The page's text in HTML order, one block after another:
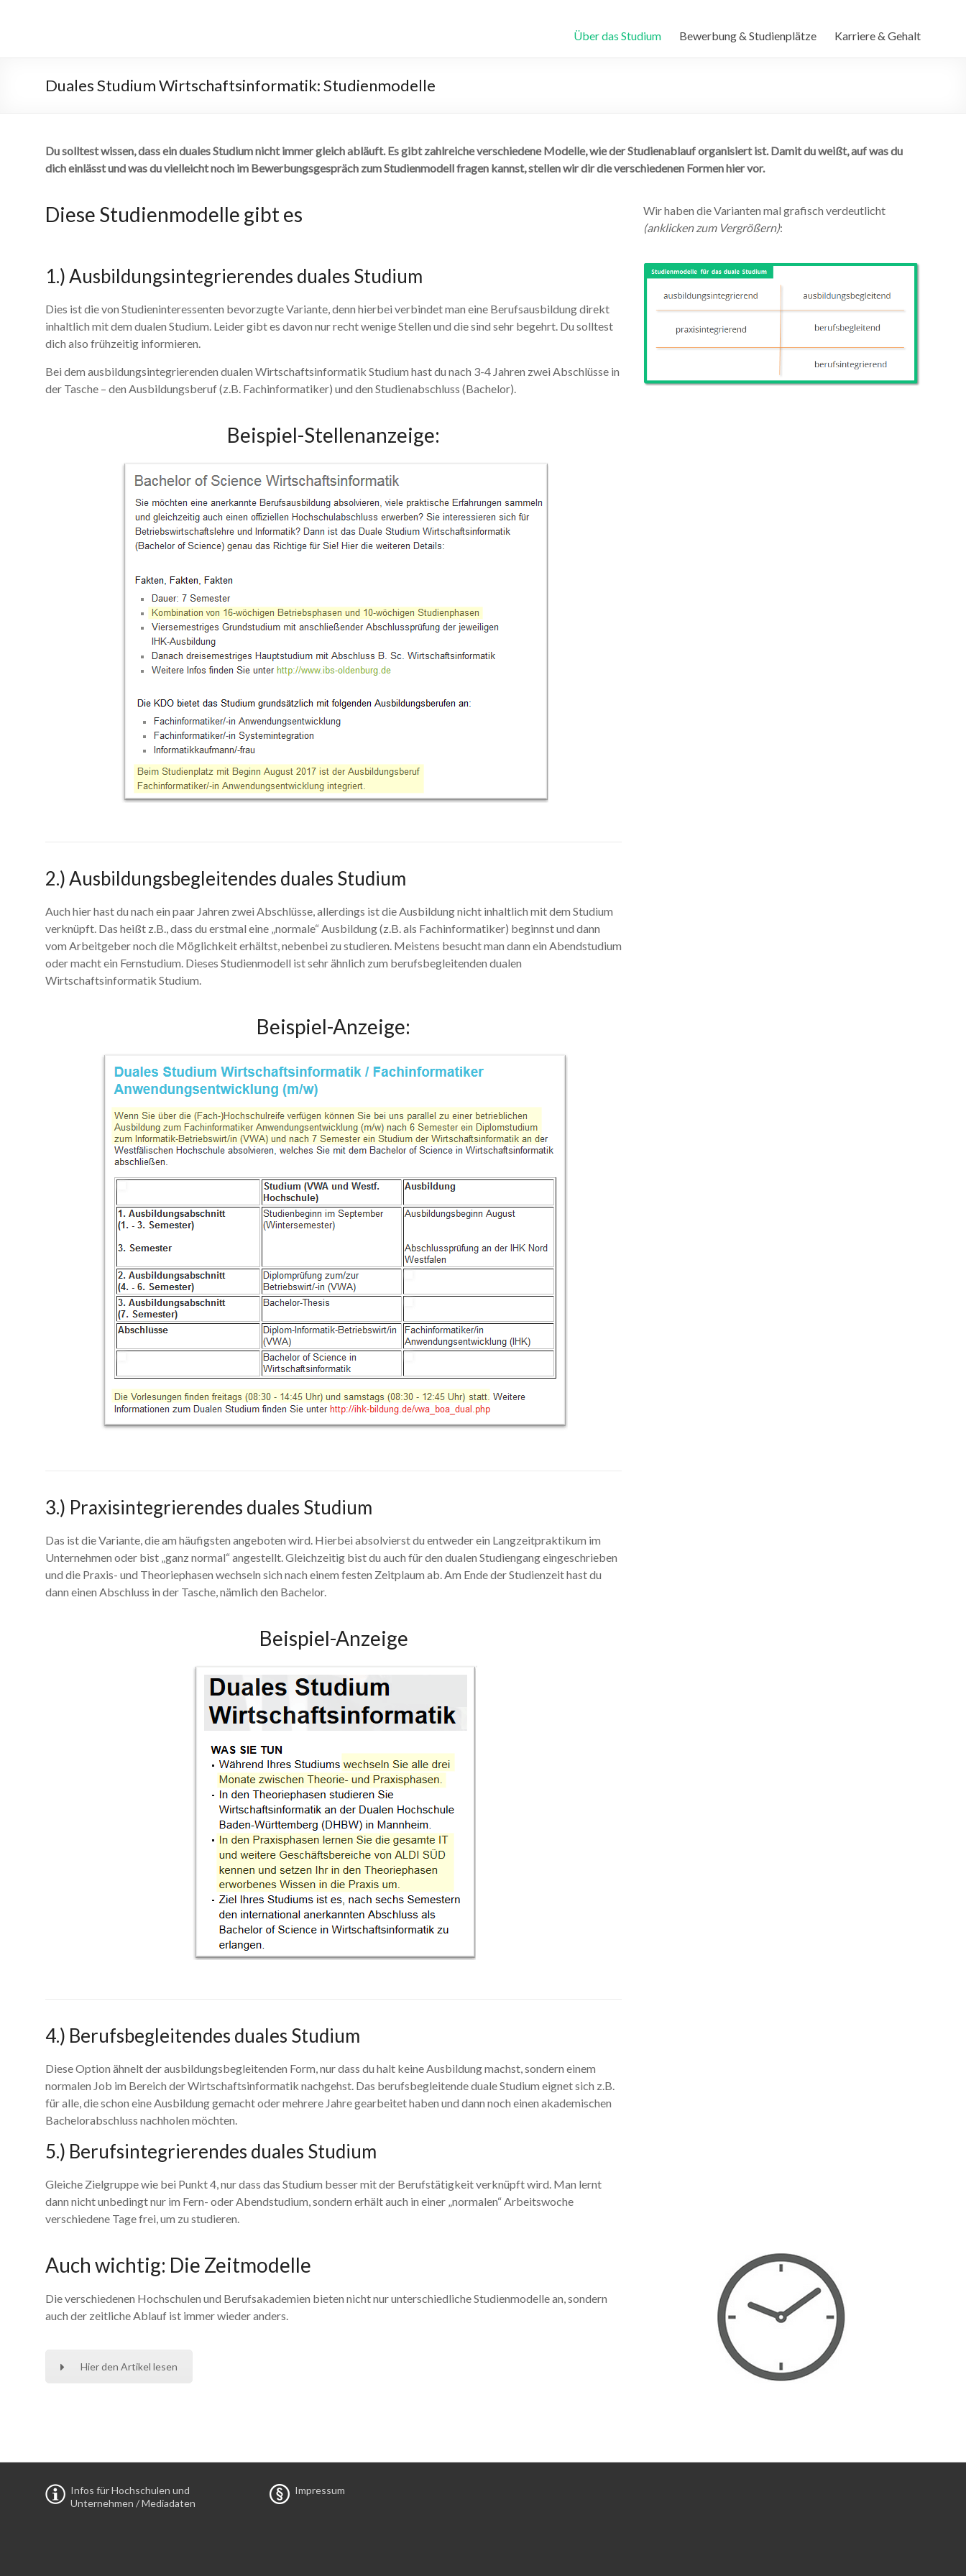
Über das Studium Bewerbung & Studienplätze Karriere & Gehalt
Duales Studium Wirtschaftsinformatik: Studienmodelle
Du solltest wissen, dass ein duales Studium nicht immer gleich abläuft. Es gibt zahlreiche verschiedene Modelle, wie der Studienablauf organisiert ist. Damit du weißt, auf was du
dich einlässt und was du vielleicht noch im Bewerbungsgespräch zum Studienmodell fragen kannst, stellen wir dir die verschiedenen Formen hier vor.
Diese Studienmodelle gibt es
1.) Ausbildungsintegrierendes duales Studium
Dies ist die von Studieninteressenten bevorzugte Variante, denn hierbei verbindet man eine Berufsausbildung direkt
inhaltlich mit dem dualen Studium. Leider gibt es davon nur recht wenige Stellen und die sind sehr begehrt. Du solltest
dich also frühzeitig informieren.
Bei dem ausbildungsintegrierenden dualen Wirtschaftsinformatik Studium hast du nach 3-4 Jahren zwei Abschlüsse in
der Tasche – den Ausbildungsberuf (z.B. Fachinformatiker) und den Studienabschluss (Bachelor).
Beispiel-Stellenanzeige:
2.) Ausbildungsbegleitendes duales Studium
Auch hier hast du nach ein paar Jahren zwei Abschlüsse, allerdings ist die Ausbildung nicht inhaltlich mit dem Studium
verknüpft. Das heißt z.B., dass du erstmal eine „normale“ Ausbildung (z.B. als Fachinformatiker) beginnst und dann
vom Arbeitgeber noch die Möglichkeit erhältst, nebenbei zu studieren. Meistens besucht man dann ein Abendstudium
oder macht ein Fernstudium. Dieses Studienmodell ist sehr ähnlich zum berufsbegleitenden dualen
Wirtschaftsinformatik Studium.
Beispiel-Anzeige:
3.) Praxisintegrierendes duales Studium
Das ist die Variante, die am häufigsten angeboten wird. Hierbei absolvierst du entweder ein Langzeitpraktikum im
Unternehmen oder bist „ganz normal“ angestellt. Gleichzeitig bist du auch für den dualen Studiengang eingeschrieben
und die Praxis- und Theoriephasen wechseln sich nach einem festen Zeitplaum ab. Am Ende der Studienzeit hast du
dann einen Abschluss in der Tasche, nämlich den Bachelor.
Beispiel-Anzeige
4.) Berufsbegleitendes duales Studium
Diese Option ähnelt der ausbildungsbegleitenden Form, nur dass du halt keine Ausbildung machst, sondern einem
normalen Job im Bereich der Wirtschaftsinformatik nachgehst. Das berufsbegleitende duale Studium eignet sich z.B.
für alle, die schon eine Ausbildung gemacht oder mehrere Jahre gearbeitet haben und dann noch einen akademischen
Bachelorabschluss nachholen möchten.
5.) Berufsintegrierendes duales Studium
Gleiche Zielgruppe wie bei Punkt 4, nur dass das Studium besser mit der Berufstätigkeit verknüpft wird. Man lernt
dann nicht unbedingt nur im Fern- oder Abendstudium, sondern erhält auch in einer „normalen“ Arbeitswoche
verschiedene Tage frei, um zu studieren.
Wir haben die Varianten mal grafisch verdeutlicht
(anklicken zum Vergrößern):
Auch wichtig: Die Zeitmodelle
Die verschiedenen Hochschulen und Berufsakademien bieten nicht nur unterschiedliche Studienmodelle an, sondern
auch der zeitliche Ablauf ist immer wieder anders.
Hier den Artikel lesen
Infos für Hochschulen und
Unternehmen / Mediadaten
Impressum